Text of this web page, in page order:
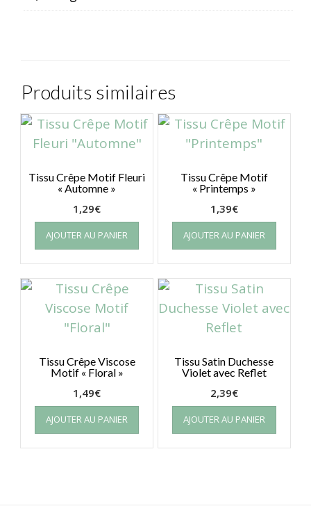
Produits similaires
Tissu Crêpe Motif Fleuri
« Automne »
1,29€
AJOUTER AU PANIER
Tissu Crêpe Motif
« Printemps »
1,39€
AJOUTER AU PANIER
Tissu Crêpe Viscose
Motif « Floral »
1,49€
AJOUTER AU PANIER
Tissu Satin Duchesse
Violet avec Reflet
2,39€
AJOUTER AU PANIER